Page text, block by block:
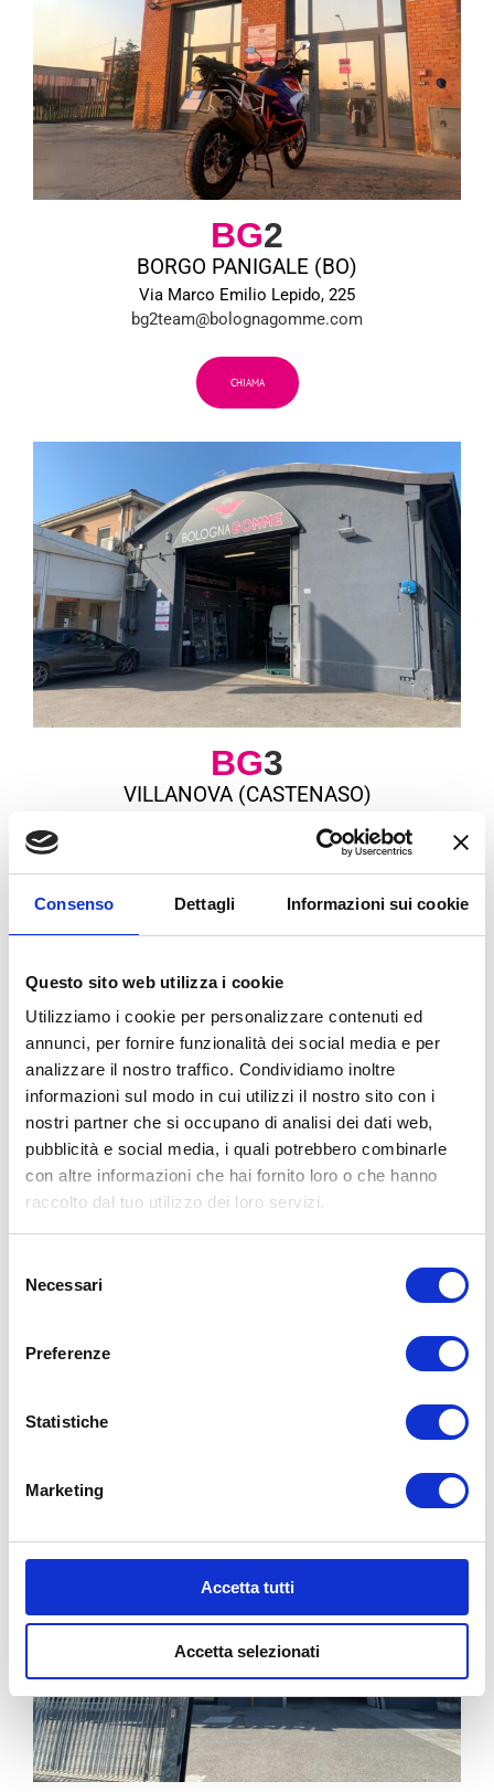
Consenso Dettagli Informazioni sui cookie
Questo sito web utilizza i cookie
Utilizziamo i cookie per personalizzare contenuti ed
annunci, per fornire funzionalità dei social media e per
analizzare il nostro traffico. Condividiamo inoltre
informazioni sul modo in cui utilizzi il nostro sito con i
nostri partner che si occupano di analisi dei dati web,
pubblicità e social media, i quali potrebbero combinarle
con altre informazioni che hai fornito loro o che hanno
raccolto dal tuo utilizzo dei loro servizi.
delNecessari
Preferenze
Statistiche
Marketing
Accetta tutti
Accetta selezionati
BG2
BORGO PANIGALE (BO)
Via Marco Emilio Lepido, 225
bg2team@bolognagomme.com
CHIAMA
BG3
VILLANOVA (CASTENASO)
bg3team@bolognagomme.com
CHIAMA